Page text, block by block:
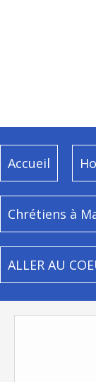
Accueil
Chrétiens à
ALLER AU